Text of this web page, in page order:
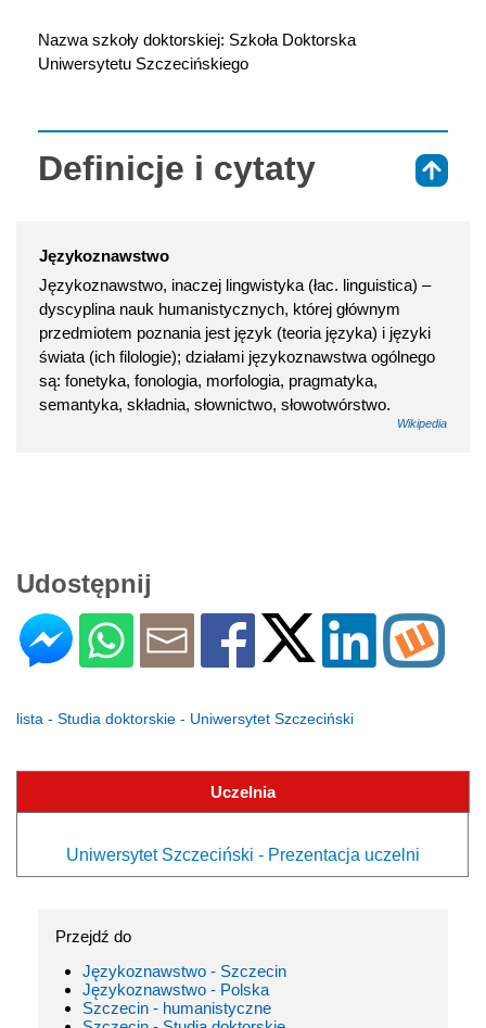
Nazwa szkoły doktorskiej: Szkoła Doktorska
Uniwersytetu Szczecińskiego
Definicje i cytaty
Językoznawstwo
Językoznawstwo, inaczej lingwistyka (łac. linguistica) –
dyscyplina nauk humanistycznych, której głównym
przedmiotem poznania jest język (teoria języka) i języki
świata (ich filologie); działami językoznawstwa ogólnego
są: fonetyka, fonologia, morfologia, pragmatyka,
semantyka, składnia, słownictwo, słowotwórstwo.
Wikipedia
Udostępnij
lista - Studia doktorskie - Uniwersytet Szczeciński
Uczelnia
Uniwersytet Szczeciński - Prezentacja uczelni
Przejdź do
Językoznawstwo - Szczecin
Językoznawstwo - Polska
Szczecin - humanistyczne